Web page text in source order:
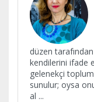
düzen tarafından
kendilerini ifade
gelenekçi
sunulur; oysa
al ...